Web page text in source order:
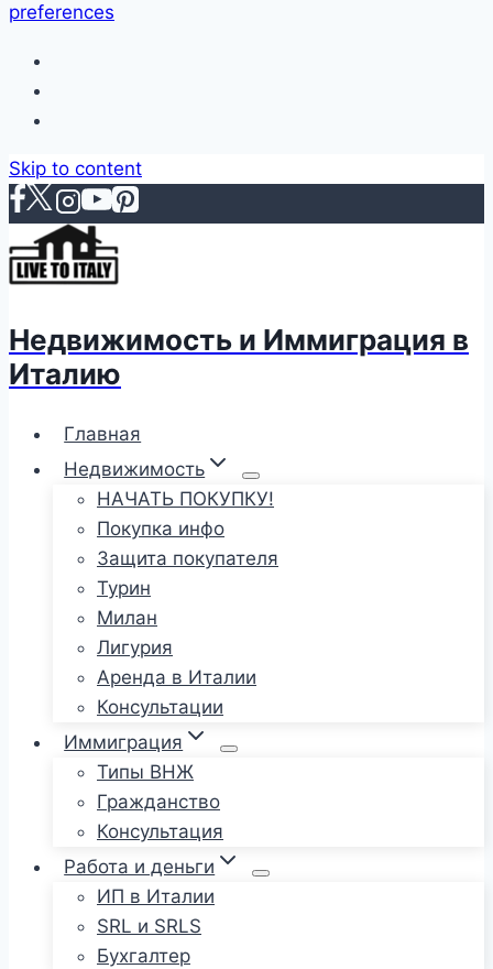
preferences
Skip to content
Недвижимость и Иммиграция в
Италию
Главная
Недвижимость
НАЧАТЬ ПОКУПКУ!
Покупка инфо
Защита покупателя
Турин
Милан
Лигурия
Аренда в Италии
Консультации
Иммиграция
Типы ВНЖ
Гражданство
Консультация
Работа и деньги
ИП в Италии
SRL и SRLS
Бухгалтер